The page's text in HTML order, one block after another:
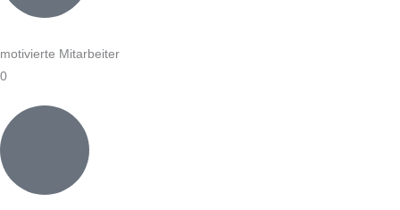
motivierte Mitarbeiter
0